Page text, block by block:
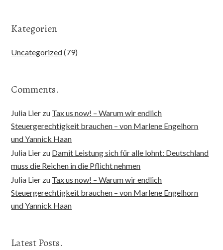
Kategorien
Uncategorized(79)
Comments.
Julia Lier zu Tax us now! – Warum wir endlich
Steuergerechtigkeit brauchen – von Marlene Engelhorn
und Yannick Haan
Julia Lier zu Damit Leistung sich für alle lohnt: Deutschland
muss die Reichen in die Pflicht nehmen
Julia Lier zu Tax us now! – Warum wir endlich
Steuergerechtigkeit brauchen – von Marlene Engelhorn
und Yannick Haan
Latest Posts.